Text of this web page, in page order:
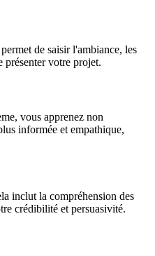
de saisir l'ambiance, les
votre projet.
vous apprenez non
informée et empathique,
inclut la compréhension des
crédibilité et persuasivité.